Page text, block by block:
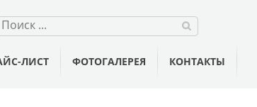
ЛИСТ ФОТОГАЛЕРЕЯ КОНТАКТЫ